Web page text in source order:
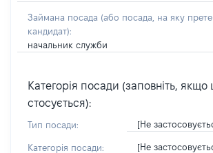
Займана посада (або посада, на яку
кандидат):
начальник служби
Категорія посади (заповніть, якщо
стосується):
Тип посади: [Не
Категорія посади: [Не